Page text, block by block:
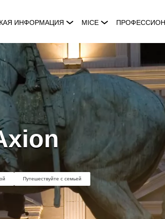
ИНФОРМАЦИЯ MICE
Путешествуйте с семьей